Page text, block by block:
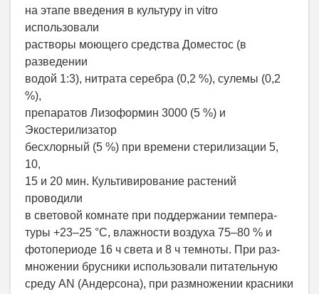
на этапе введения в культуру in vitro
использовали
растворы моющего средства Доместос (в
разведении
водой 1:3), нитрата серебра (0,2 %), сулемы (0,2
%),
препаратов Лизоформин 3000 (5 %) и
Экостерилизатор
бесхлорный (5 %) при времени стерилизации 5,
10,
15 и 20 мин. Культивирование растений
проводили
в световой комнате при поддержании темпера-
туры +23–25 °C, влажности воздуха 75–80 % и
фотопериоде 16 ч света и 8 ч темноты. При раз-
множении брусники использовали питательную
среду AN (Андерсона), при размножении красники